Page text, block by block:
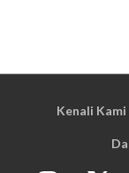
Kenali Kami